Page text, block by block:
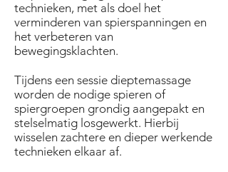
technieken, met als doel het
verminderen van spierspanningen en
het verbeteren van
bewegingsklachten.
Tijdens een sessie dieptemassage
worden de nodige spieren of
spiergroepen grondig aangepakt en
stelselmatig losgewerkt. Hierbij
wisselen zachtere en dieper werkende
technieken elkaar af.